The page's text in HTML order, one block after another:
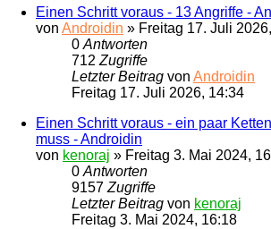
Einen Schritt voraus - 13 Angriffe -
von Androidin » Freitag 17. Juli
0Antworten
712Zugriffe
Letzter Beitrag von Androidin
Freitag 17. Juli 2026, 14:34
Einen Schritt voraus - ein paar
muss - Androidin
von kenoraj » Freitag 3. Mai 2024,
0Antworten
9157Zugriffe
Letzter Beitrag von kenoraj
Freitag 3. Mai 2024, 16:18